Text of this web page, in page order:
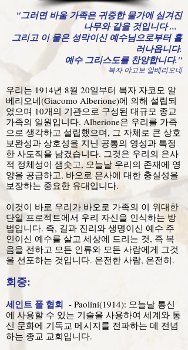
"그러면 바울 가족은 귀중한 물가에 심겨진
나무와 같을 것입니다 ...
그리고 이 물은 성막이신 예수님으로부터 흘
러나옵니다.
예수 그리스도를 찬양합니다."
복자 야고보 알베리오네
우리는 1914년 8월 20일부터 복자 자코모 알
베리오네(Giacomo Alberione)에 의해 설립되
었으며 10개의 기관으로 구성된 대규모 종교
가족의 일원입니다. Alberione은 우리를 가족
으로 생각하고 설립했으며, 그 자체로 큰 상호
보완성과 상호성을 지닌 공통의 영성과 특정
한 사도직을 남겼습니다. 그것은 우리의 은사
적 정체성이 샘솟고, 오늘날 우리의 존재에 영
양을 공급하고, 바오로 은사에 대한 충실성을
보장하는 중요한 유대입니다.
이것이 바로 우리가 바오로 가족의 이 위대한
단일 프로젝트에서 우리 자신을 인식하는 방
법입니다. 즉, 길과 진리와 생명이신 예수 주
인이신 예수를 살고 세상에 드리는 것, 즉 복
음을 전하고 모든 인류와 모든 사람에게 그것
을 선포하는 것입니다. 온전한 사람, 온전히.
회중:
세인트 폴 협회 - Paolini(1914): 오늘날 통신
에 사용할 수 있는 기술을 사용하여 세계와 통
신 문화에 기독교 메시지를 전파하는 데 전념
하는 종교 교회입니다.